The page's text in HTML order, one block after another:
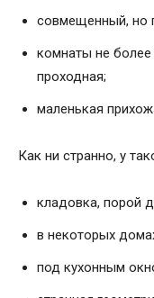
совмещенный, но
комнаты не
проходная;
маленькая
Как ни странно, у
кладовка, порой
в некоторых
под кухонным